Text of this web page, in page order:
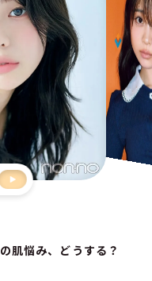
肌悩み、どうする？